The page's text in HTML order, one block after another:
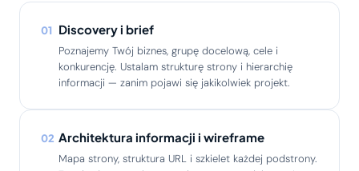
01 Discovery i brief
Poznajemy Twój biznes, grupę docelową, cele i
konkurencję. Ustalam strukturę strony i hierarchię
informacji — zanim pojawi się jakikolwiek projekt.
02 Architektura informacji i wireframe
Mapa strony, struktura URL i szkielet każdej podstrony.